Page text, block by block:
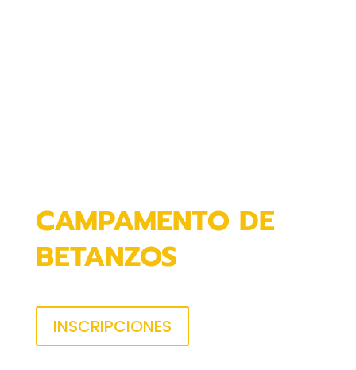
CAMPAMENTO DE
BETANZOS
INSCRIPCIONES